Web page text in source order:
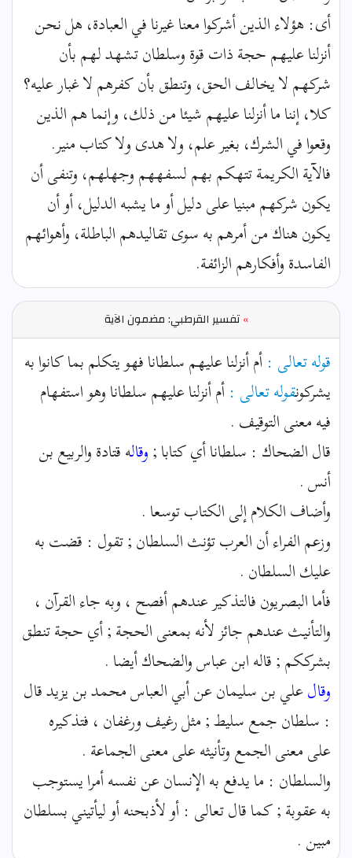
أى: هؤلاء الذين أشركوا معنا غيرنا في العبادة، هل نحن
أنزلنا عليهم حجة ذات قوة وسلطان تشهد لهم بأن
شركهم لا يخالف الحق، وتنطق بأن كفرهم لا غبار عليه؟
كلا، إننا ما أنزلنا عليهم شيئا من ذلك، وإنما هم الذين
وقعوا في الشرك، بغير علم، ولا هدى ولا كتاب منير.
فالآية الكريمة تتهكم بهم لسفههم وجهلهم، وتنفى أن
يكون شركهم مبنيا على دليل أو ما يشبه الدليل، أو أن
يكون هناك من أمرهم به سوى تقاليدهم الباطلة، وأهوائهم
الفاسدة وأفكارهم الزائفة.
» تفسير القرطبي: مضمون الآية
قوله تعالى :أم أنزلنا عليهم سلطانا فهو يتكلم بما كانوا به
يشركونقوله تعالى :أم أنزلنا عليهم سلطانا وهو استفهام
فيه معنى التوقيف .
قال الضحاك : سلطانا أي كتابا ;وقاله قتادة والربيع بن
أنس .
وأضاف الكلام إلى الكتاب توسعا .
وزعم الفراء أن العرب تؤنث السلطان ; تقول : قضت به
عليك السلطان .
فأما البصريون فالتذكير عندهم أفصح ، وبه جاء القرآن ،
والتأنيث عندهم جائز لأنه بمعنى الحجة ; أي حجة تنطق
بشرككم ; قاله ابن عباس والضحاك أيضا .
وقالعلي بن سليمان عن أبي العباس محمد بن يزيد قال
: سلطان جمع سليط ; مثل رغيف ورغفان ، فتذكيره
على معنى الجمع وتأنيثه على معنى الجماعة .
والسلطان : ما يدفع به الإنسان عن نفسه أمرا يستوجب
به عقوبة ; كما قال تعالى : أو لأذبحنه أو ليأتيني بسلطان
مبين .